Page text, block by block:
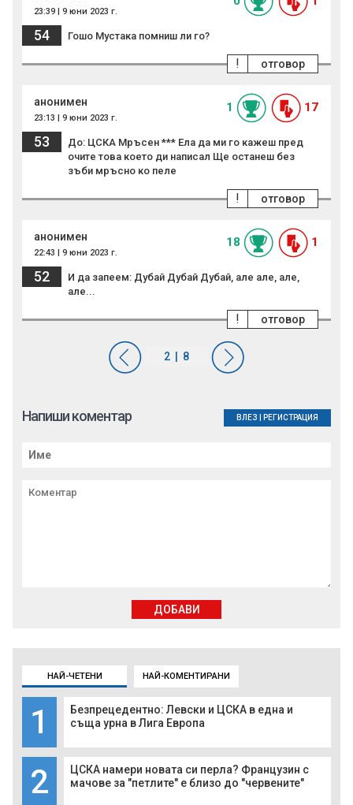
НАЙ-ЧЕТЕНИ НАЙ-КОМЕНТИРАНИ
1
Безпрецедентно: Левски и ЦСКА в една и
съща урна в Лига Европа
2
ЦСКА намери новата си перла? Французин с
мачове за "петлите" е близо до "червените"
23:39 | 9 юни 2023 г.
54 Гошо Мустака помниш ли го?
отговор
!
анонимен
23:13 | 9 юни 2023 г.
1 17
53
До: ЦСКА Мръсен *** Ела да ми го кажеш пред
очите това което ди написал Ще останеш без
зъби мръсно ко пеле
отговор
!
анонимен
22:43 | 9 юни 2023 г.
18 1
52
И да запеем: Дубай Дубай Дубай, але але, але,
але...
отговор
!
Напиши коментар ВЛЕЗ РЕГИСТРАЦИЯ
ДОБАВИ